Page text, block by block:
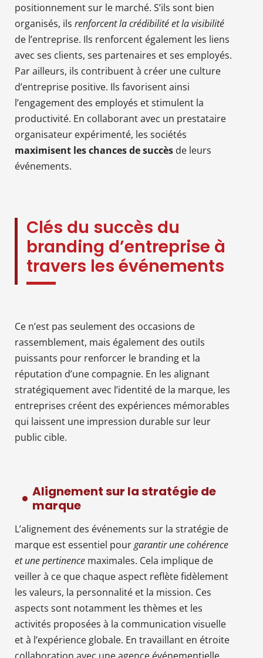
positionnement sur le marché. S’ils sont bien
organisés, ils renforcent la crédibilité et la visibilité
de l’entreprise. Ils renforcent également les liens
avec ses clients, ses partenaires et ses employés.
Par ailleurs, ils contribuent à créer une culture
d’entreprise positive. Ils favorisent ainsi
l’engagement des employés et stimulent la
productivité. En collaborant avec un prestataire
organisateur expérimenté, les sociétés
maximisent les chances de succès de leurs
événements.
Clés du succès du
branding d’entreprise à
travers les événements
Ce n’est pas seulement des occasions de
rassemblement, mais également des outils
puissants pour renforcer le branding et la
réputation d’une compagnie. En les alignant
stratégiquement avec l’identité de la marque, les
entreprises créent des expériences mémorables
qui laissent une impression durable sur leur
public cible.
Alignement sur la stratégie de
marque
L’alignement des événements sur la stratégie de
marque est essentiel pourgarantir une cohérence
et une pertinence maximales. Cela implique de
veiller à ce que chaque aspect reflète fidèlement
les valeurs, la personnalité et la mission. Ces
aspects sont notamment les thèmes et les
activités proposées à la communication visuelle
et à l’expérience globale. En travaillant en étroite